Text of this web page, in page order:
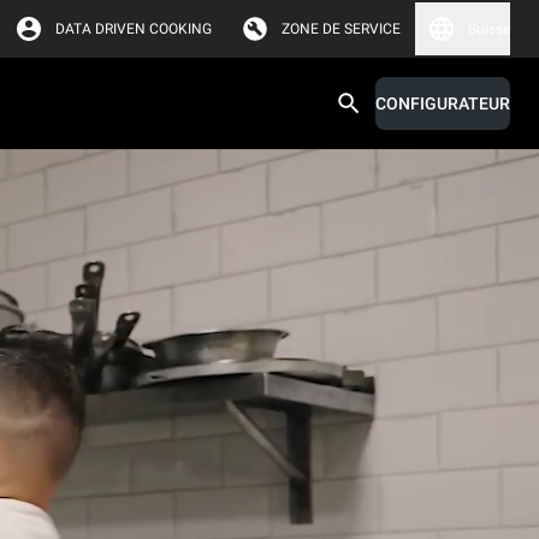
DATA DRIVEN COOKING ZONE DE SERVICE
CONFIGURATEUR